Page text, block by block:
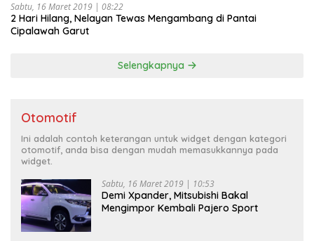
Sabtu, 16 Maret 2019 | 08:22
2 Hari Hilang, Nelayan Tewas Mengambang di Pantai
Cipalawah Garut
Selengkapnya
Otomotif
Ini adalah contoh keterangan untuk widget dengan kategori
otomotif, anda bisa dengan mudah memasukkannya pada
widget.
Sabtu, 16 Maret 2019 | 10:53
Demi Xpander, Mitsubishi Bakal
Mengimpor Kembali Pajero Sport